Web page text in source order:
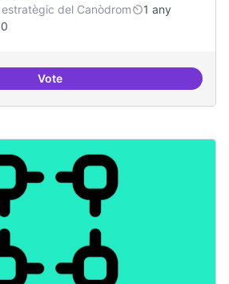
del Canòdrom
1 any
0
VoteAsamblea definida